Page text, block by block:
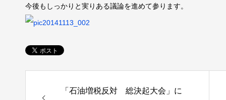
今後もしっかりと実りある議論を進めて参ります。
「石油増税反対 総決起大会」に